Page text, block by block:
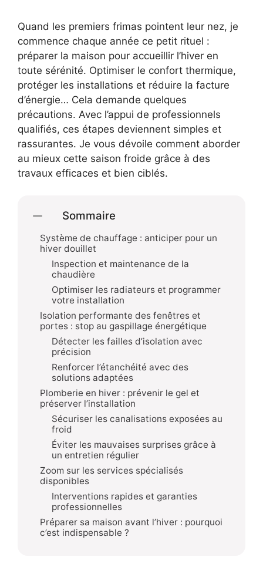
Quand les premiers frimas pointent leur nez, je
commence chaque année ce petit rituel :
préparer la maison pour accueillir l’hiver en
toute sérénité. Optimiser le confort thermique,
protéger les installations et réduire la facture
d’énergie… Cela demande quelques
précautions. Avec l’appui de professionnels
qualifiés, ces étapes deviennent simples et
rassurantes. Je vous dévoile comment aborder
au mieux cette saison froide grâce à des
travaux efficaces et bien ciblés.
Sommaire
Système de chauffage : anticiper pour un
hiver douillet
Inspection et maintenance de la
chaudière
Optimiser les radiateurs et programmer
votre installation
Isolation performante des fenêtres et
portes : stop au gaspillage énergétique
Détecter les failles d’isolation avec
précision
Renforcer l’étanchéité avec des
solutions adaptées
Plomberie en hiver : prévenir le gel et
préserver l’installation
Sécuriser les canalisations exposées au
froid
Éviter les mauvaises surprises grâce à
un entretien régulier
Zoom sur les services spécialisés
disponibles
Interventions rapides et garanties
professionnelles
Préparer sa maison avant l’hiver : pourquoi
c’est indispensable ?